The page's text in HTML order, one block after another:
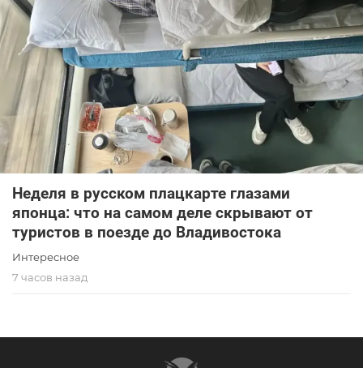
Неделя в русском плацкарте глазами
японца: что на самом деле скрывают от
туристов в поезде до Владивостока
Интересное
7 часов назад